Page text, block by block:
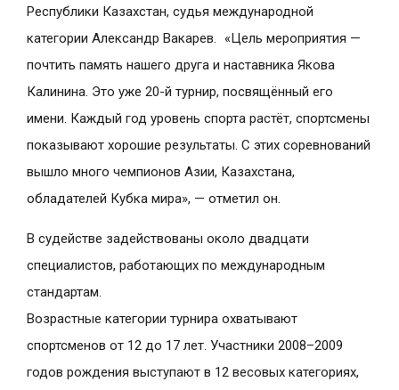
Республики Казахстан, судья международной
категории Александр Вакарев. «Цель мероприятия —
почтить память нашего друга и наставника Якова
Калинина. Это уже 20-й турнир, посвящённый его
имени. Каждый год уровень спорта растёт, спортсмены
показывают хорошие результаты. С этих соревнований
вышло много чемпионов Азии, Казахстана,
обладателей Кубка мира», — отметил он.
В судействе задействованы около двадцати
специалистов, работающих по международным
стандартам.
Возрастные категории турнира охватывают
спортсменов от 12 до 17 лет. Участники 2008–2009
годов рождения выступают в 12 весовых категориях,